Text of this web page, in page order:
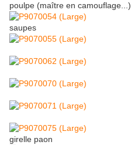
poulpe (maître en camouflage...)
saupes
girelle paon